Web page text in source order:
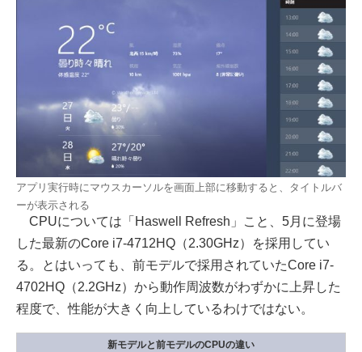
アプリ実行時にマウスカーソルを画面上部に移動すると、タイトルバ
ーが表示される
CPUについては「Haswell Refresh」こと、5月に登場
した最新のCore i7-4712HQ（2.30GHz）を採用してい
る。とはいっても、前モデルで採用されていたCore i7-
4702HQ（2.2GHz）から動作周波数がわずかに上昇した
程度で、性能が大きく向上しているわけではない。
新モデルと前モデルのCPUの違い